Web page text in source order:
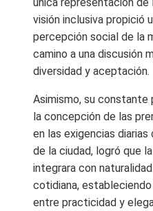
única representación de
visión inclusiva propició
percepción social de la
camino a una discusión
diversidad y aceptación.
Asimismo, su constante
la concepción de las
en las exigencias diarias
de la ciudad, logró que
integrara con
cotidiana,
entre practicidad y